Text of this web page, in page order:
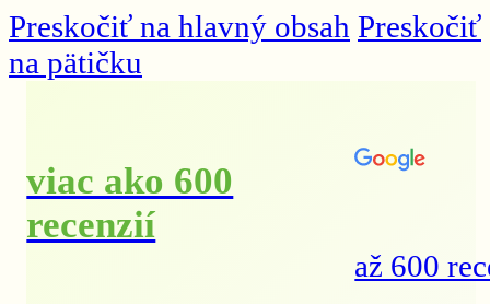
Preskočiť na hlavný obsah Preskočiť
na pätičku
viac ako 600
recenzií
až 600